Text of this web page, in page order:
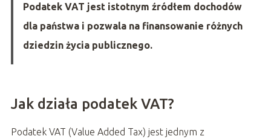
Podatek VAT jest istotnym źródłem dochodów
dla państwa i pozwala na finansowanie różnych
dziedzin życia publicznego.
Jak działa podatek VAT?
Podatek VAT (Value Added Tax) jest jednym z